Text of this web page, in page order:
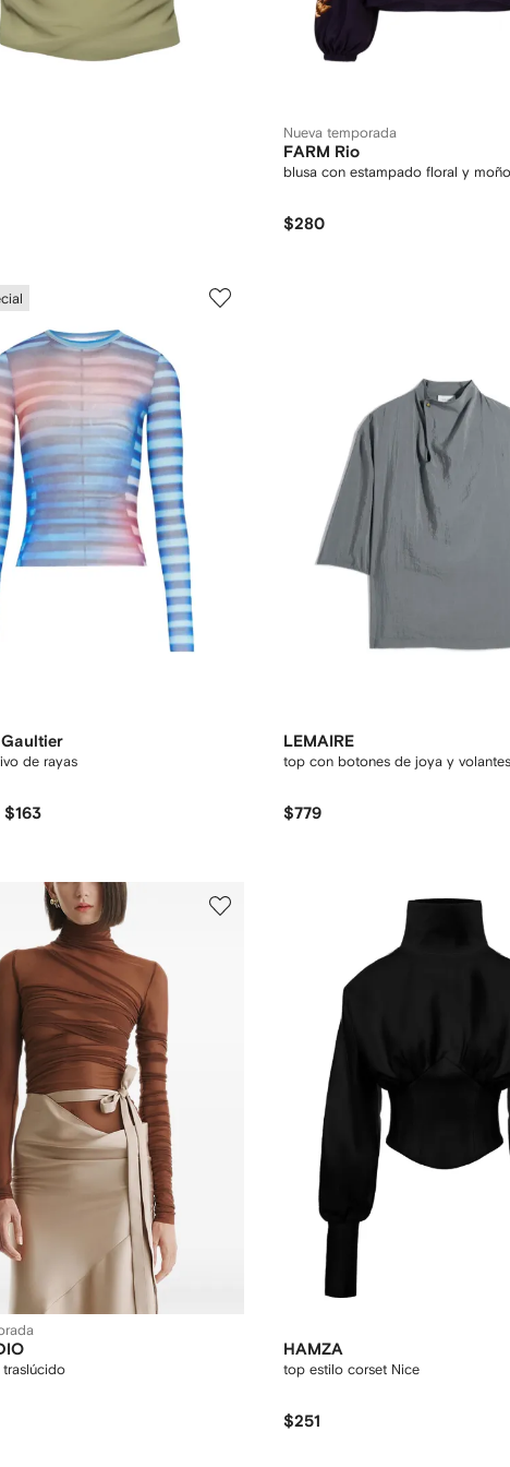
Nueva temporada
FARM Rio
blusa con estampado floral y
$280
de rayas
$163
LEMAIRE
top con botones de joya y volantes
$779
HAMZA
top estilo corset Nice
$251